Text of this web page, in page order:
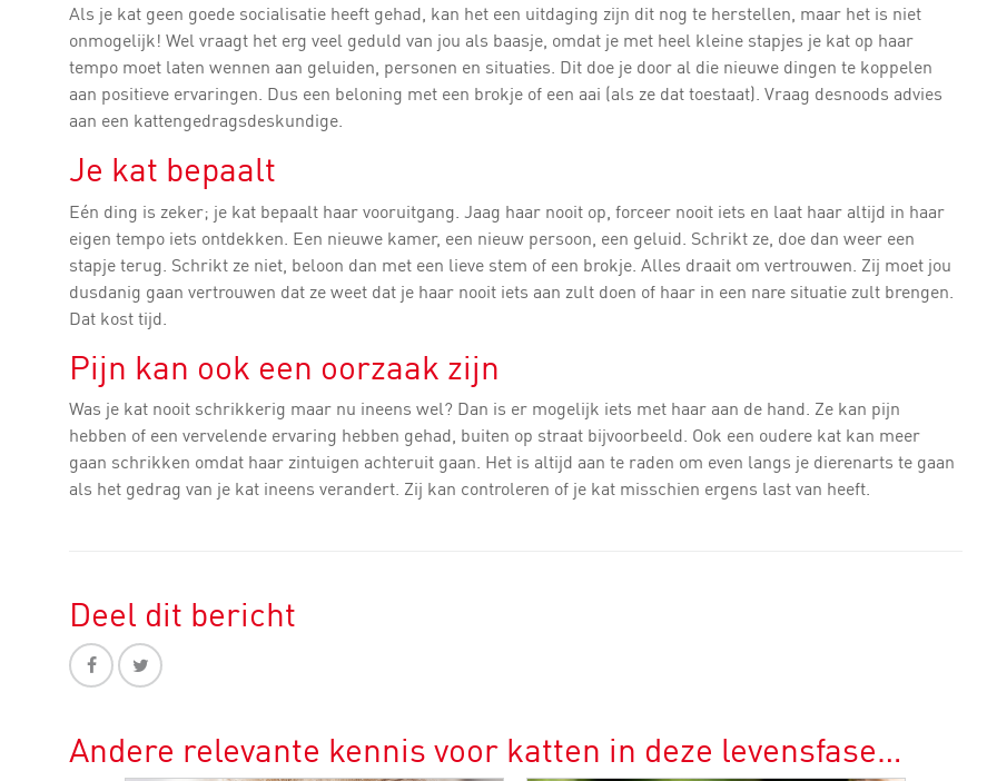
Als je kat geen goede socialisatie heeft gehad, kan het een uitdaging zijn dit nog te herstellen, maar het is niet
onmogelijk! Wel vraagt het erg veel geduld van jou als baasje, omdat je met heel kleine stapjes je kat op haar
tempo moet laten wennen aan geluiden, personen en situaties. Dit doe je door al die nieuwe dingen te koppelen
aan positieve ervaringen. Dus een beloning met een brokje of een aai (als ze dat toestaat). Vraag desnoods advies
aan een kattengedragsdeskundige.
Je kat bepaalt
Eén ding is zeker; je kat bepaalt haar vooruitgang. Jaag haar nooit op, forceer nooit iets en laat haar altijd in haar
eigen tempo iets ontdekken. Een nieuwe kamer, een nieuw persoon, een geluid. Schrikt ze, doe dan weer een
stapje terug. Schrikt ze niet, beloon dan met een lieve stem of een brokje. Alles draait om vertrouwen. Zij moet jou
dusdanig gaan vertrouwen dat ze weet dat je haar nooit iets aan zult doen of haar in een nare situatie zult brengen.
Dat kost tijd.
Pijn kan ook een oorzaak zijn
Was je kat nooit schrikkerig maar nu ineens wel? Dan is er mogelijk iets met haar aan de hand. Ze kan pijn
hebben of een vervelende ervaring hebben gehad, buiten op straat bijvoorbeeld. Ook een oudere kat kan meer
gaan schrikken omdat haar zintuigen achteruit gaan. Het is altijd aan te raden om even langs je dierenarts te gaan
als het gedrag van je kat ineens verandert. Zij kan controleren of je kat misschien ergens last van heeft.
Deel dit bericht
Andere relevante kennis voor katten in deze levensfase…